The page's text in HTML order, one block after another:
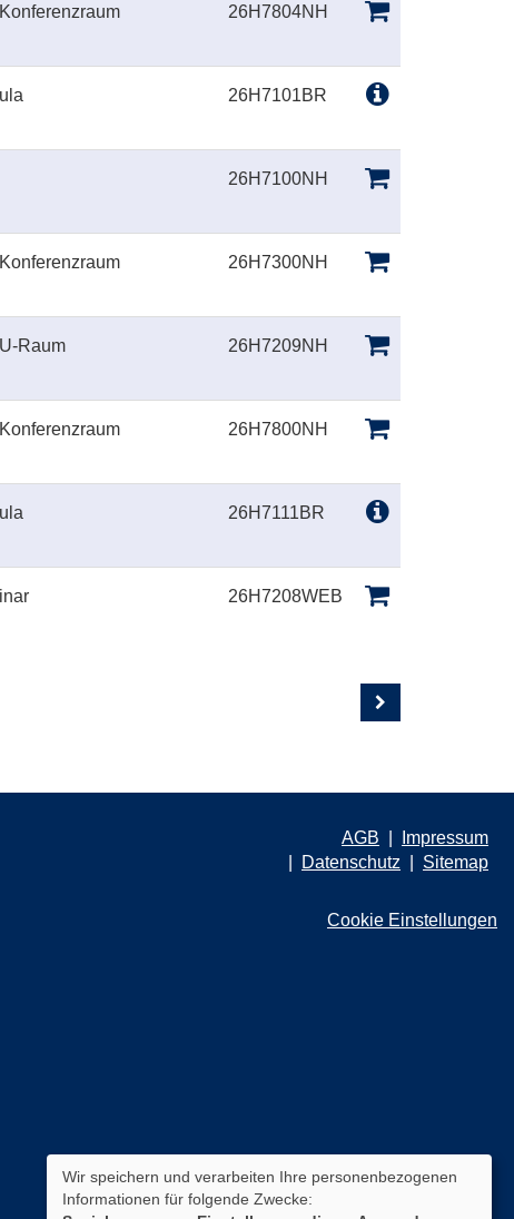
26H7804NH
26H7101BR
26H7100NH
26H7300NH
Raum 26H7209NH
26H7800NH
26H7111BR
26H7208WEB
AGB
Impressum
Datenschutz
Sitemap
Cookie Einstellungen
Wir speichern und verarbeiten Ihre personenbezogenen
Informationen für folgende Zwecke: